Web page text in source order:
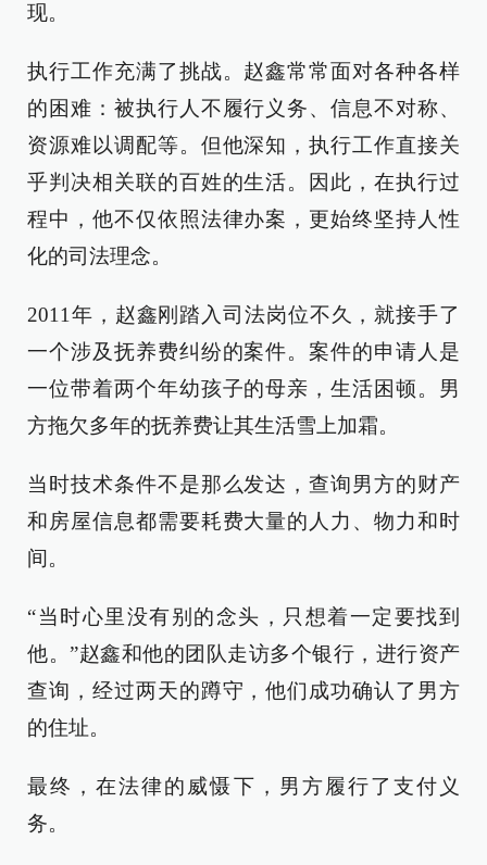
现。
执行工作充满了挑战。赵鑫常常面对各种各样
的困难：被执行人不履行义务、信息不对称、
资源难以调配等。但他深知，执行工作直接关
乎判决相关联的百姓的生活。因此，在执行过
程中，他不仅依照法律办案，更始终坚持人性
化的司法理念。
2011年，赵鑫刚踏入司法岗位不久，就接手了
一个涉及抚养费纠纷的案件。案件的申请人是
一位带着两个年幼孩子的母亲，生活困顿。男
方拖欠多年的抚养费让其生活雪上加霜。
当时技术条件不是那么发达，查询男方的财产
和房屋信息都需要耗费大量的人力、物力和时
间。
“当时心里没有别的念头，只想着一定要找到
他。”赵鑫和他的团队走访多个银行，进行资产
查询，经过两天的蹲守，他们成功确认了男方
的住址。
最终，在法律的威慑下，男方履行了支付义
务。